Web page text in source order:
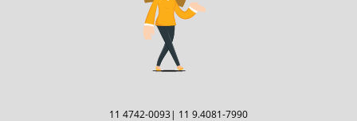
11 4742-0093| 11 9.4081-7990